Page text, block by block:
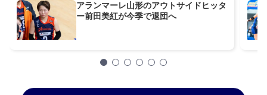
アランマーレ山形のアウトサイドヒッタ
ー前田美紅が今季で退団へ